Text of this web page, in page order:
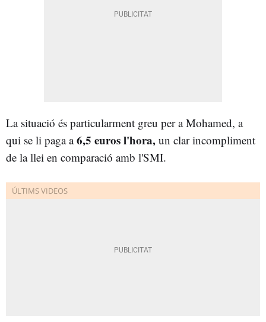
La situació és particularment greu per a Mohamed, a
qui se li paga a6,5 euros l'hora, un clar incompliment
de la llei en comparació amb l'SMI.